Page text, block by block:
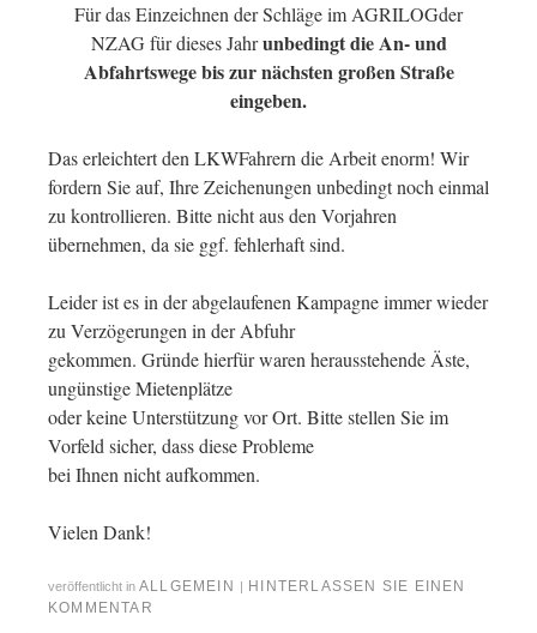
Für das Einzeichnen der Schläge im AGRILOGder
NZAG für dieses Jahrunbedingt die An- und
Abfahrtswege bis zur nächsten großen Straße
eingeben.
Das erleichtert den LKWFahrern die Arbeit enorm! Wir
fordern Sie auf, Ihre Zeichenungen unbedingt noch einmal
zu kontrollieren. Bitte nicht aus den Vorjahren
übernehmen, da sie ggf. fehlerhaft sind.
Leider ist es in der abgelaufenen Kampagne immer wieder
zu Verzögerungen in der Abfuhr
gekommen. Gründe hierfür waren herausstehende Äste,
ungünstige Mietenplätze
oder keine Unterstützung vor Ort. Bitte stellen Sie im
Vorfeld sicher, dass diese Probleme
bei Ihnen nicht aufkommen.
Vielen Dank!
veröffentlicht in ALLGEMEIN
HINTERLASSEN SIE EINEN
KOMMENTAR